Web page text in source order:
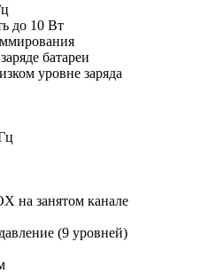
до 10 Вт
батареи
уровне заряда
на занятом канале
(9 уровней)